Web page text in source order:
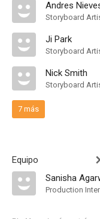
Andres
Storyboard
Ji Park
Storyboard
Nick Smith
Storyboard
7 más
Equipo
Sanisha
Production